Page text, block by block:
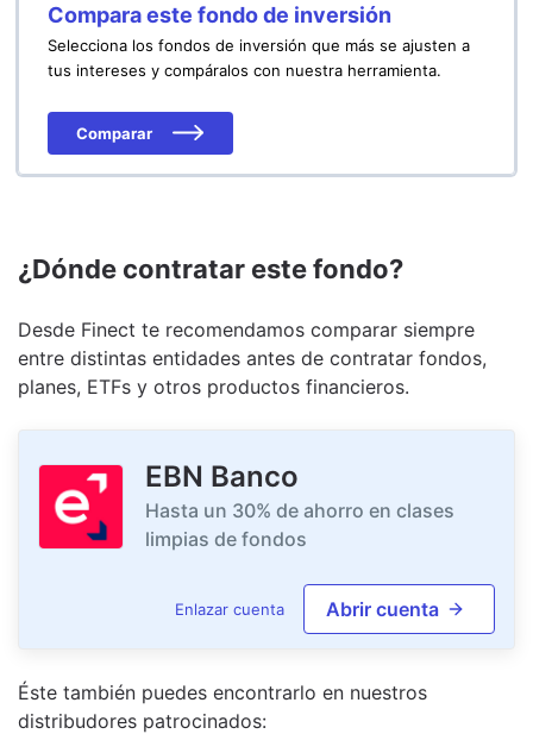
Compara este fondo de inversión
Selecciona los fondos de inversión que más se ajusten a
tus intereses y compáralos con nuestra herramienta.
Comparar
¿Dónde contratar este fondo?
Desde Finect te recomendamos comparar siempre
entre distintas entidades antes de contratar fondos,
planes, ETFs y otros productos financieros.
EBN Banco
Hasta un 30% de ahorro en clases
limpias de fondos
Enlazar cuenta Abrir cuenta
Éste también puedes encontrarlo en nuestros
distribudores patrocinados: